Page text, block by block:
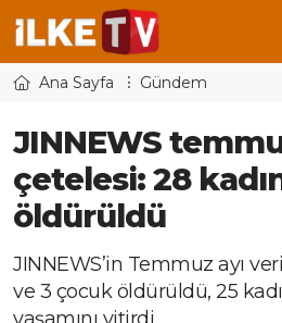
Ana Sayfa Gündem
JINNEWS
çetelesi: 28
öldürüldü
JINNEWS’in Temmuz ayı
ve 3 çocuk öldürüldü, 25